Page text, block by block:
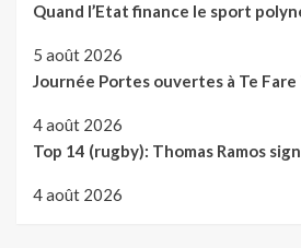
Quand l’Etat finance le sport
5 août 2026
Journée Portes ouvertes à Te
4 août 2026
Top 14 (rugby): Thomas Ramos
4 août 2026